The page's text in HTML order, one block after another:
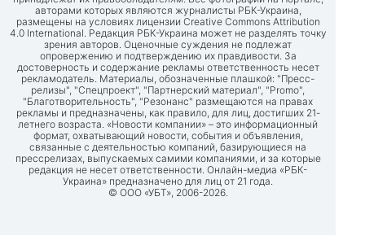
авторами которых являются журналисты РБК-Украина,
размещены на условиях лицензии Creative Commons Attribution
4.0 International. Редакция РБК-Украина может не разделять точку
зрения авторов. Оценочные суждения не подлежат
опровержению и подтверждению их правдивости. За
достоверность и содержание рекламы ответственность несет
рекламодатель. Материалы, обозначенные плашкой: "Пресс-
релизы", "Спецпроект", "Партнерский материал", "Promo",
"Благотворительность", "Резонанс" размещаются на правах
рекламы и предназначены, как правило, для лиц, достигших 21-
летнего возраста. «Новости компании» – это информационный
формат, охватывающий новости, события и объявления,
связанные с деятельностью компаний, базирующиеся на
прессрелизах, выпускаемых самими компаниями, и за которые
редакция не несет ответственности. Онлайн-медиа «РБК-
Украина» предназначено для лиц от 21 года.
© ООО «УБТ», 2006-2026.